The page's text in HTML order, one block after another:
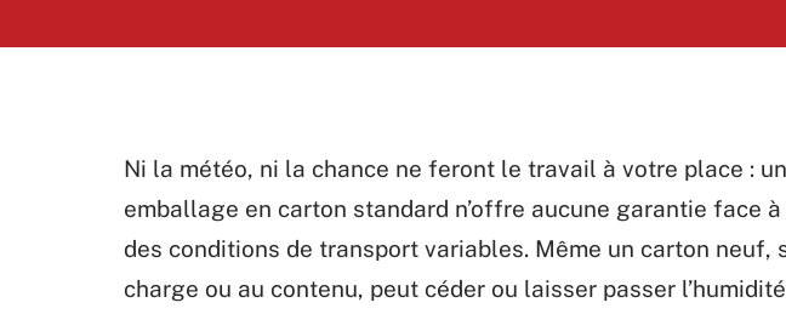
Ni la météo, ni la chance ne feront le travail à votre place :
emballage en carton standard n’offre aucune garantie face
des conditions de transport variables. Même un carton neuf,
charge ou au contenu, peut céder ou laisser passer